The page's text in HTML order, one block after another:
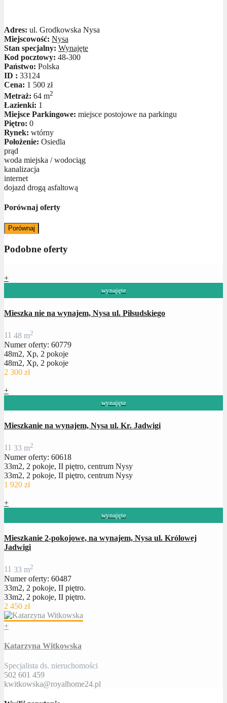
Adres: ul. Grodkowska Nysa
Miejscowość: Nysa
Stan specjalny: Wynajęte
Kod pocztowy: 48-300
Państwo: Polska
ID : 33124
Cena: 1 500 zł
Metraż: 64 m2
Łazienki: 1
Miejsce Parkingowe: miejsce postojowe na parkingu
Piętro: 0
Rynek: wtórny
Położenie: Osiedla
prąd
woda miejska / wodociąg
kanalizacja
internet
dojazd drogą asfaltową
Porównaj oferty
Porównaj
Podobne oferty
+
wynajęte
Mieszka nie na wynajem, Nysa ul. Piłsudskiego
11 48 m2
Numer oferty: 60779
48m2, Xp, 2 pokoje
48m2, Xp, 2 pokoje
2 300 zł
+
wynajęte
Mieszkanie na wynajem, Nysa ul. Kr. Jadwigi
11 33 m2
Numer oferty: 60618
33m2, 2 pokoje, II piętro, centrum Nysy
33m2, 2 pokoje, II piętro, centrum Nysy
1 920 zł
+
wynajęte
Mieszkanie 2-pokojowe, na wynajem, Nysa ul. Królowej
Jadwigi
11 33 m2
Numer oferty: 60487
33m2, 2 pokoje, II piętro.
33m2, 2 pokoje, II piętro.
2 450 zł
+
Katarzyna Witkowska
Specjalista ds. nieruchomości
502 601 459
kwitkowska@royalhome24.pl